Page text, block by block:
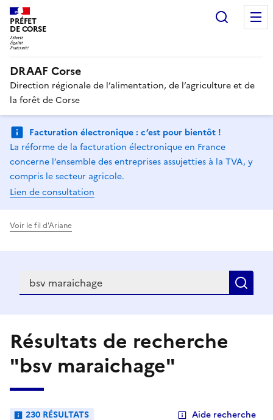
PRÉFET
DE CORSE
DRAAF Corse
Direction régionale de l’alimentation, de l’agriculture et de
la forêt de Corse
Facturation électronique : c’est pour bientôt !
La réforme de la facturation électronique en France
concerne l’ensemble des entreprises assujetties à la TVA, y
compris le secteur agricole.
Lien de consultation
Voir le fil d'Ariane
Recherche
Résultats de recherche
"bsv maraichage"
230 RÉSULTATS Aide recherche